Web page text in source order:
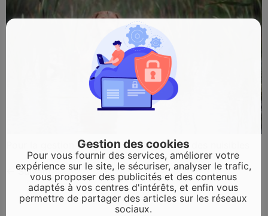
Pour la gestion du gibier et la régulation des nuisibles
Suivant
Gestion des cookies
Pour vous fournir des services, améliorer votre
expérience sur le site, le sécuriser, analyser le trafic,
vous proposer des publicités et des contenus
adaptés à vos centres d'intérêts, et enfin vous
permettre de partager des articles sur les réseaux
sociaux.